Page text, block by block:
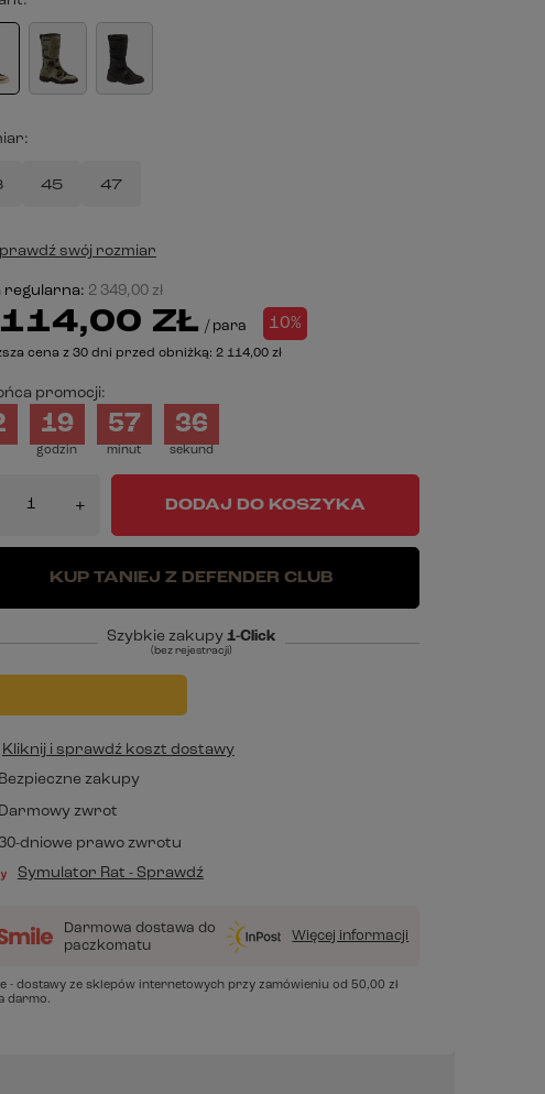
45 47
swój rozmiar
regularna: 2 349,00 zł
ZŁ / para 10%
cena z 30 dni przed obniżką: 2 114,00 zł
promocji:
godzin
19
minut
57
sekund
35
+ DODAJ DO KOSZYKA
KUP TANIEJ Z DEFENDER CLUB
Szybkie zakupy 1-Click
(bez rejestracji)
Kliknij i sprawdź koszt dostawy
Bezpieczne zakupy
Darmowy zwrot
dniowe prawo zwrotu
Symulator Rat - Sprawdź
Darmowa dostawa do
paczkomatu
Więcej informacji
- dostawy ze sklepów internetowych przy zamówieniu od 50,00 zł
darmo.